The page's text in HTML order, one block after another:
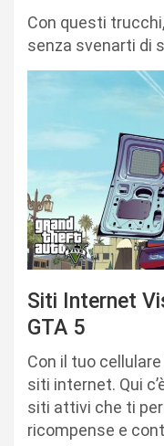
Con questi
senza svenarti di
Siti Internet
GTA 5
Con il tuo
siti internet. Qui
siti attivi che ti
ricompense e